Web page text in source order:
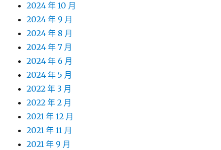
2024 年 10 月
2024 年 9 月
2024 年 8 月
2024 年 7 月
2024 年 6 月
2024 年 5 月
2022 年 3 月
2022 年 2 月
2021 年 12 月
2021 年 11 月
2021 年 9 月